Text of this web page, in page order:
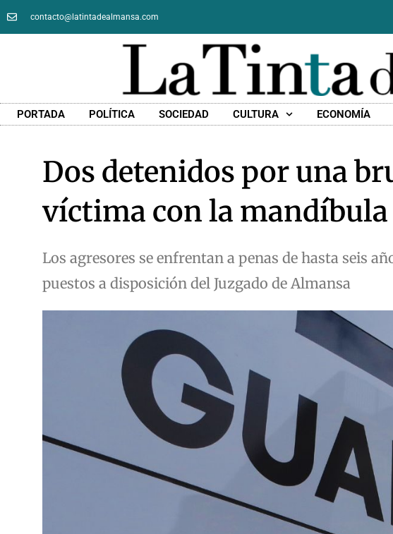
contacto@latintadealmansa.com
PORTADA POLÍTICA SOCIEDAD CULTURA ECONOMÍA
Dos detenidos por una
víctima con la
Los agresores se enfrentan a penas de hasta seis
puestos a disposición del Juzgado de Almansa